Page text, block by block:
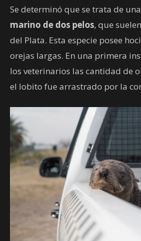
Se determinó que se trata de una
marino de dos pelos, que
del Plata. Esta especie posee
orejas largas. En una primera
los veterinarios las cantidad de
el lobito fue arrastrado por la